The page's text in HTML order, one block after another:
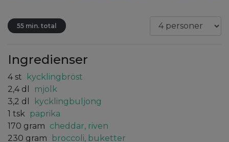
55 min. total
Ingredienser
4 st
kycklingbröst
2,4 dl
mjölk
3,2 dl
kycklingbuljong
1 tsk paprika
170 gram cheddar, riven
230 gram broccoli, buketter